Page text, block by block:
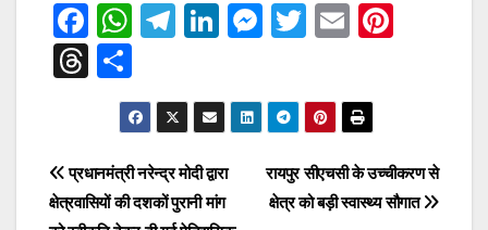
F
a
c
b
o
W
s
A
p
T
gr
a
m
Li
e
dI
n
M
e
n
g
T
er
E
st
T
hr
a
d
h
ar
e
Post
रायपुर सीएचसी के उच्चीकरण से
क्षेत्र को बड़ी स्वास्थ्य सौगात
प्रधानमंत्री नरेन्द्र मोदी द्वारा
क्षेत्रवासियों की दशकों पुरानी मांग